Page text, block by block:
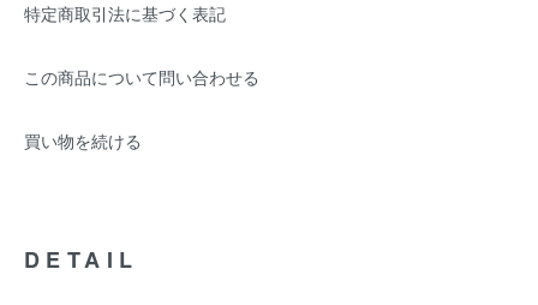
特定商取引法に基づく表記
この商品について問い合わせる
買い物を続ける
DETAIL